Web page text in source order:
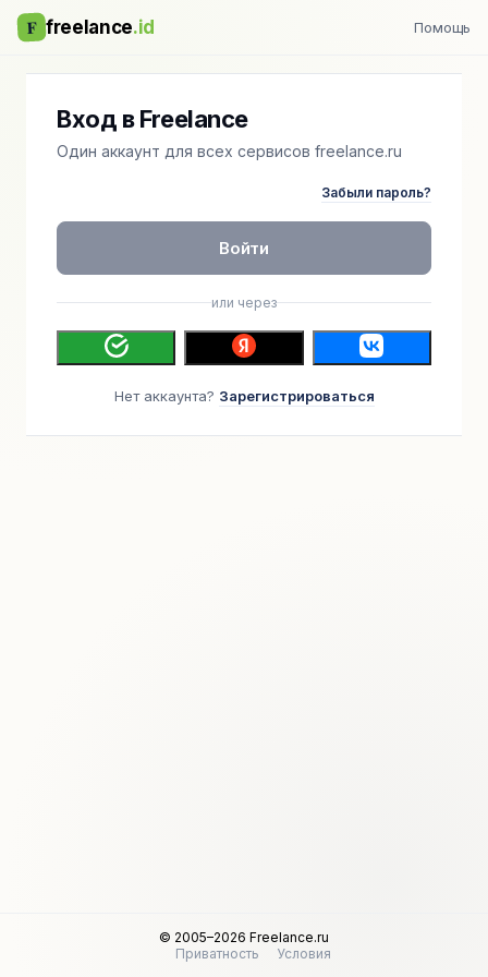
F freelance.id Помощь
Вход в Freelance
Один аккаунт для всех сервисов freelance.ru
Забыли пароль?
Войти
или через
Нет аккаунта? Зарегистрироваться
© 2005–2026 Freelance.ru
Приватность
Условия